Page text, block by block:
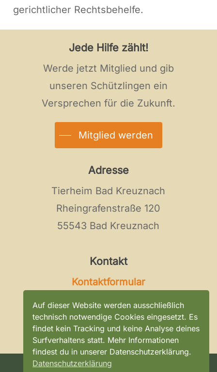
gerichtlicher Rechtsbehelfe.
Jede Hilfe zählt!
Werde jetzt Mitglied und gib
unseren Schützlingen ein
Versprechen für die Zukunft.
Mitglied werden
Adresse
Tierheim Bad Kreuznach
Rheingrafenstraße 120
55543 Bad Kreuznach
Kontakt
Kontaktformular
E-Mail: kontakt@tierheim-bad-
kreuznach.de
Auf dieser Website werden ausschließlich
technisch notwendige Cookies eingesetzt. Es
findet kein Tracking und keine Analyse deines
Surfverhaltens statt. Mehr Informationen
findest du in unserer Datenschutzerklärung.
Datenschutzerklärung